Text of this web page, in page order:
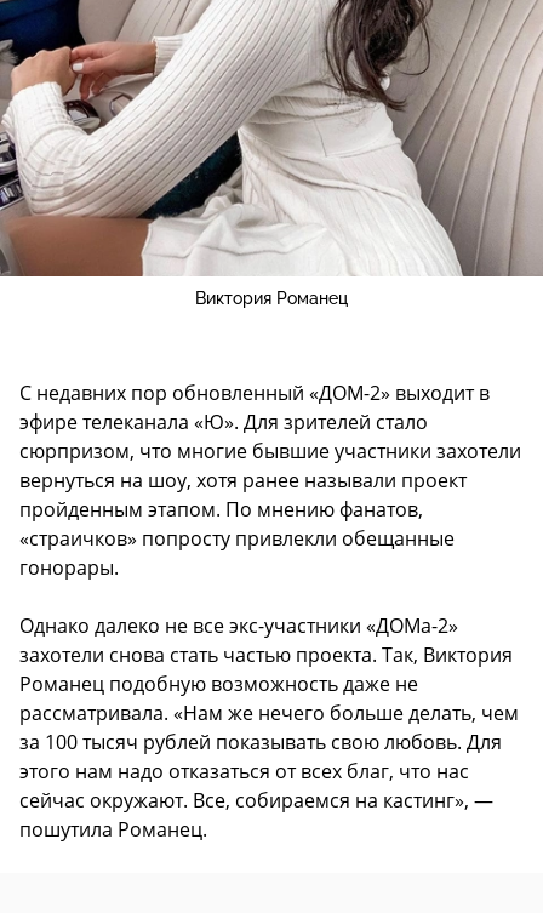
Виктория Романец
С недавних пор обновленный «ДОМ-2» выходит в
эфире телеканала «Ю». Для зрителей стало
сюрпризом, что многие бывшие участники захотели
вернуться на шоу, хотя ранее называли проект
пройденным этапом. По мнению фанатов,
«страичков» попросту привлекли обещанные
гонорары.
Однако далеко не все экс-участники «ДОМа-2»
захотели снова стать частью проекта. Так, Виктория
Романец подобную возможность даже не
рассматривала. «Нам же нечего больше делать, чем
за 100 тысяч рублей показывать свою любовь. Для
этого нам надо отказаться от всех благ, что нас
сейчас окружают. Все, собираемся на кастинг», —
пошутила Романец.